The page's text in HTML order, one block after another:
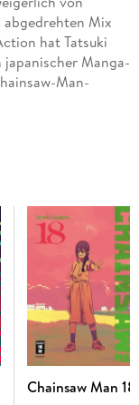
Mix
hat Tatsuki
Manga-
Man-
sogar den von
beginnt ein
Chainsaw Man 18